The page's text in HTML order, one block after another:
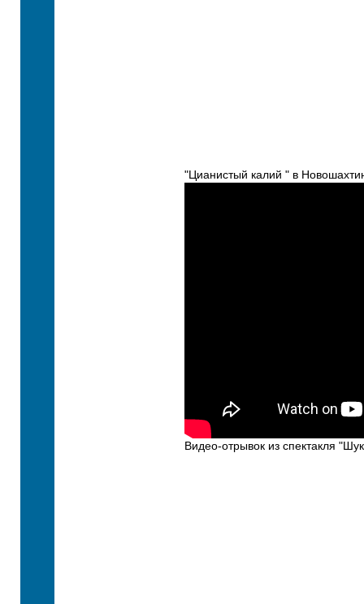
"Цианистый калий " в
Видео-отрывок из спектакля